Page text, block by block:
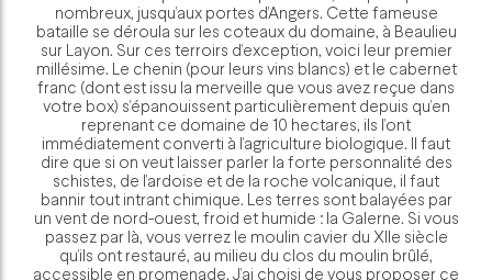
nombreux, jusqu’aux portes d’Angers. Cette fameuse
bataille se déroula sur les coteaux du domaine, à Beaulieu
sur Layon. Sur ces terroirs d’exception, voici leur premier
millésime. Le chenin (pour leurs vins blancs) et le cabernet
franc (dont est issu la merveille que vous avez reçue dans
votre box) s’épanouissent particulièrement depuis qu’en
reprenant ce domaine de 10 hectares, ils l’ont
immédiatement converti à l’agriculture biologique. Il faut
dire que si on veut laisser parler la forte personnalité des
schistes, de l’ardoise et de la roche volcanique, il faut
bannir tout intrant chimique. Les terres sont balayées par
un vent de nord-ouest, froid et humide : la Galerne. Si vous
passez par là, vous verrez le moulin cavier du XIIe siècle
qu’ils ont restauré, au milieu du clos du moulin brûlé,
accessible en promenade. J’ai choisi de vous proposer ce